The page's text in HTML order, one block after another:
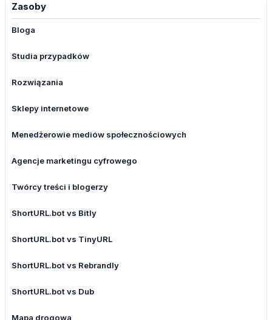
Zasoby
Bloga
Studia przypadków
Rozwiązania
Sklepy internetowe
Menedżerowie mediów społecznościowych
Agencje marketingu cyfrowego
Twórcy treści i blogerzy
ShortURL.bot vs Bitly
ShortURL.bot vs TinyURL
ShortURL.bot vs Rebrandly
ShortURL.bot vs Dub
Mapa drogowa